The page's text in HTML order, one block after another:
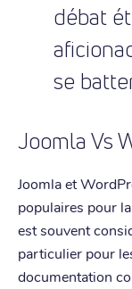
débat
se
Joomla Vs
Joomla et
populaires pour
est souvent
particulier pour
documentation